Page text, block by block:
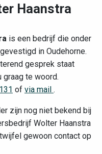
© OpenStreetMapcontributors
Haanstra
is een bedrijf die onder
in Oudehorne.
gesprek staat
te woord.
of via mail .
zijn nog niet bekend bij
Wolter Haanstra
gewoon contact op